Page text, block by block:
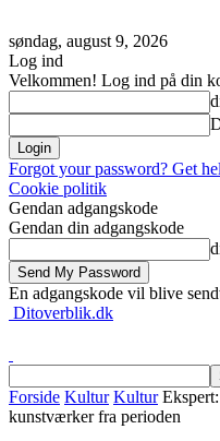
søndag, august 9, 2026
Log ind
Velkommen! Log ind på din
Forgot your password? Get
Cookie politik
Gendan adgangskode
Gendan din adgangskode
En adgangskode vil blive
Ditoverblik.dk
Forside Kultur Kultur
kunstværker fra perioden